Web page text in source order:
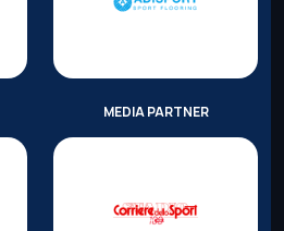
MEDIA PARTNER